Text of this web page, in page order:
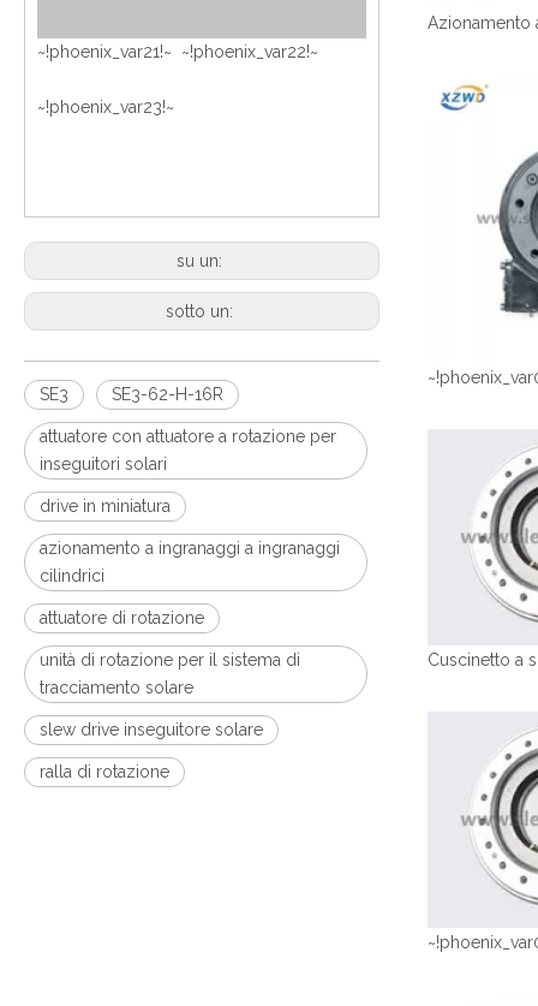
~!phoenix_var21!~ ~!phoenix_var22!~
~!phoenix_var23!~
su un:
sotto un:
SE3 SE3-62-H-16R
attuatore con attuatore a rotazione per
inseguitori solari
drive in miniatura
azionamento a ingranaggi a ingranaggi
cilindrici
attuatore di rotazione
unità di rotazione per il sistema di
tracciamento solare
slew drive inseguitore solare
ralla di rotazione